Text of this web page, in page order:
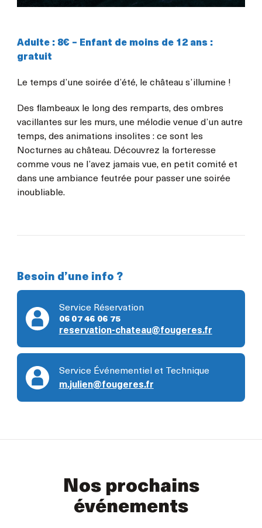
Adulte : 8€ – Enfant de moins de 12 ans :
gratuit
Le temps d’une soirée d’été, le château s’illumine !
Des flambeaux le long des remparts, des ombres
vacillantes sur les murs, une mélodie venue d’un autre
temps, des animations insolites : ce sont les
Nocturnes au château. Découvrez la forteresse
comme vous ne l’avez jamais vue, en petit comité et
dans une ambiance feutrée pour passer une soirée
inoubliable.
Besoin d’une info ?
Service Réservation
06 07 46 06 75
reservation-chateau@fougeres.fr
Service Événementiel et Technique
m.julien@fougeres.fr
Nos prochains
événements